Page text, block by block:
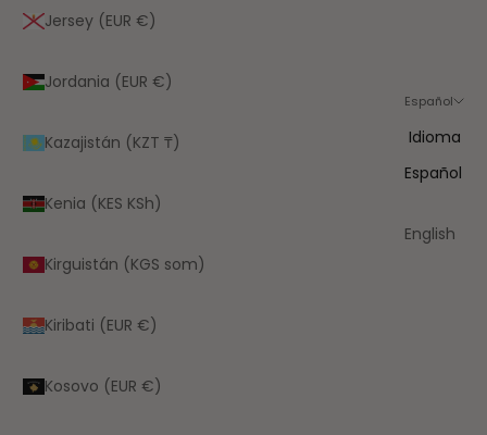
Jersey (EUR €)
Jordania (EUR €)
Kazajistán (KZT ₸)
Kenia (KES KSh)
Kirguistán (KGS som)
Kiribati (EUR €)
Kosovo (EUR €)
Español
Idioma
Español
English